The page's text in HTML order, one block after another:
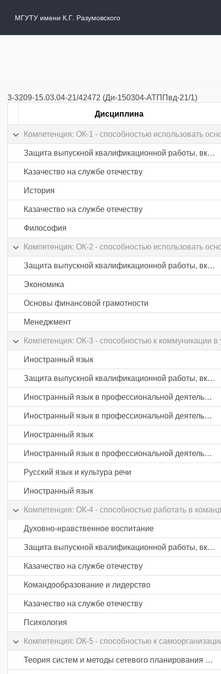
МГУТУ имени К.Г. Разумовского
3-3209-15.03.04-21/42472 (Ди-150304-АТППвд-21/1)
Дисциплина
Компетенция: ОК-1 - способностью использовать
Защита выпускной квалификационной работы, включая подготовку к процедуре защиты и процедуру защиты
Казачество на службе отечеству
История
Казачество на службе отечеству
Философия
Компетенция: ОК-2 - способностью использовать
Защита выпускной квалификационной работы, включая подготовку к процедуре защиты и процедуру защиты
Экономика
Основы финансовой грамотности
Менеджмент
Компетенция: ОК-3 - способностью к коммуникации
Иностранный язык
Защита выпускной квалификационной работы, включая подготовку к процедуре защиты и процедуру защиты
Иностранный язык в профессиональной деятельности
Иностранный язык в профессиональной деятельности
Иностранный язык
Иностранный язык в профессиональной деятельности
Русский язык и культура речи
Иностранный язык
Компетенция: ОК-4 - способностью работать в
Духовно-нравственное воспитание
Защита выпускной квалификационной работы, включая подготовку к процедуре защиты и процедуру защиты
Казачество на службе отечеству
Командообразование и лидерство
Казачество на службе отечеству
Психология
Компетенция: ОК-5 - способностью к
Теория систем и методы сетевого планирования и управления